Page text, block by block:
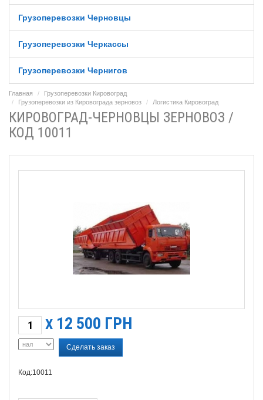
Грузоперевозки Черновцы
Грузоперевозки Черкассы
Грузоперевозки Чернигов
Главная
Грузоперевозки Кировоград
Грузоперевозки из Кировограда зерновоз
Логистика Кировоград
КИРОВОГРАД-ЧЕРНОВЦЫ ЗЕРНОВОЗ /
КОД 10011
X 12 500 ГРН
Сделать заказ
Код:10011